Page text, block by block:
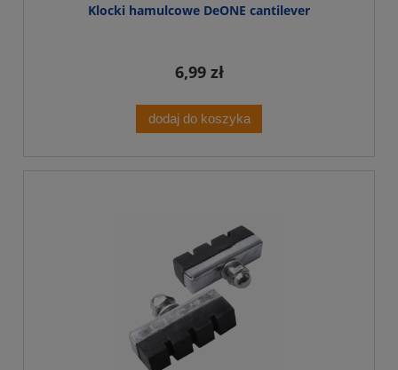
Klocki hamulcowe DeONE cantilever
6,99 zł
dodaj do koszyka